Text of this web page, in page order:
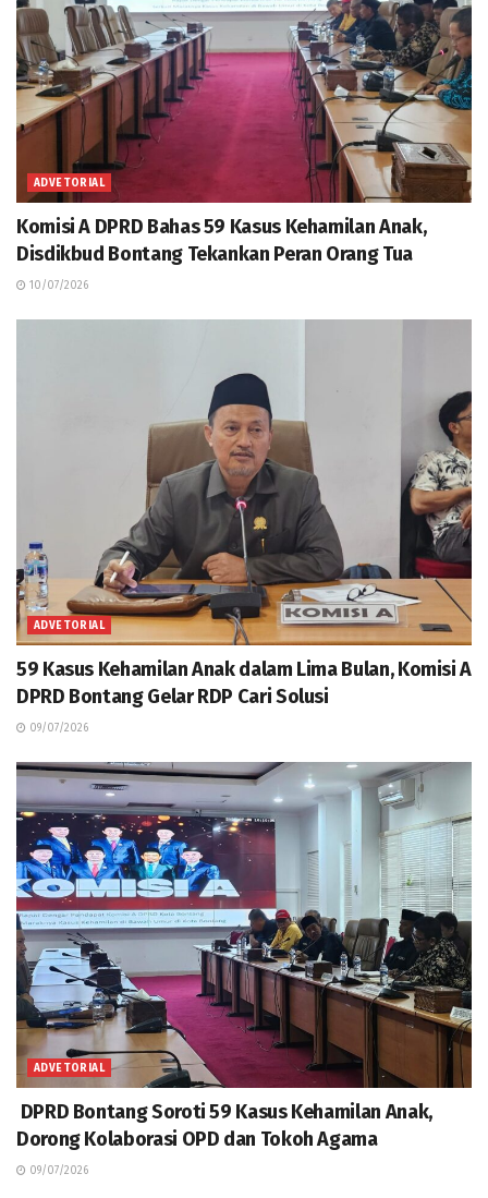
ADVETORIAL
Komisi A DPRD Bahas 59 Kasus Kehamilan Anak,
Disdikbud Bontang Tekankan Peran Orang Tua
10/07/2026
ADVETORIAL
59 Kasus Kehamilan Anak dalam Lima Bulan, Komisi A
DPRD Bontang Gelar RDP Cari Solusi
09/07/2026
ADVETORIAL
DPRD Bontang Soroti 59 Kasus Kehamilan Anak,
Dorong Kolaborasi OPD dan Tokoh Agama
09/07/2026